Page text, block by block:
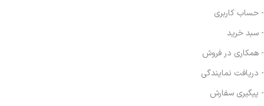
- حساب کاربری
- سبد خرید
- همکاری در فروش
- دریافت نمایندگی
- پیگیری سفارش